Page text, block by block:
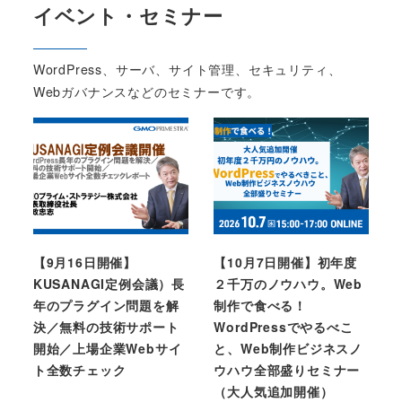
イベント・セミナー
WordPress、サーバ、サイト管理、セキュリティ、
Webガバナンスなどのセミナーです。
【9月16日開催】
KUSANAGI定例会議）長
年のプラグイン問題を解
決／無料の技術サポート
開始／上場企業Webサイ
ト全数チェック
【10月7日開催】初年度
２千万のノウハウ。Web
制作で食べる！
WordPressでやるべこ
と、Web制作ビジネスノ
ウハウ全部盛りセミナー
（大人気追加開催）